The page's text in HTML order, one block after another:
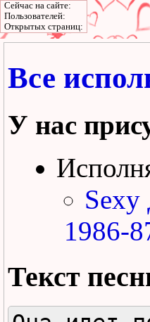
Все
У нас
Sexy
1986-
Текст
Сейчас на сайте:
Пользователей:
Открытых страниц: